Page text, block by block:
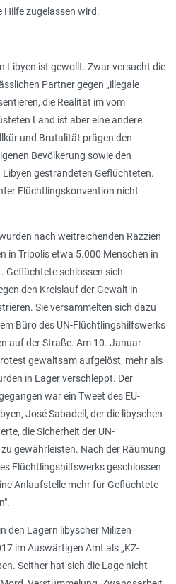
Hilfe zugelassen wird.
Libyen ist gewollt. Zwar versucht die
Partner gegen „illegale
die Realität im vom
Land ist aber eine andere.
und Brutalität prägen den
Bevölkerung sowie den
gestrandeten Geflüchteten.
Flüchtlingskonvention nicht
nach weitreichenden Razzien
in Tripolis etwa 5.000 Menschen in
Geflüchtete schlossen sich
den Kreislauf der Gewalt in
Sie versammelten sich dazu
Büro des UN-Flüchtlingshilfswerks
auf der Straße. Am 10. Januar
gewaltsam aufgelöst, mehr als
in Lager verschleppt. Der
war ein Tweet des EU-
José Sabadell, der die libyschen
die Sicherheit der UN-
gewährleisten. Nach der Räumung
Flüchtlingshilfswerks geschlossen
Anlaufstelle mehr für Geflüchtete
den Lagern libyscher Milizen
im Auswärtigen Amt als „KZ-
Seither hat sich die Lage nicht